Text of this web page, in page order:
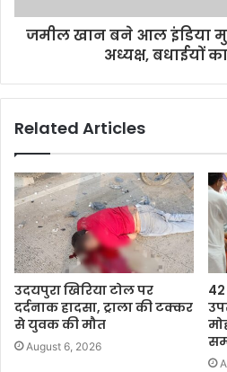
जमील खान बने आल इंडिया
अध्यक्ष, बधाईयों
Related Articles
उदयपुरा खिरिया टोल पर
दर्दनाक हादसा, ट्राला की टक्कर
से युवक की मौत
August 6, 2026
42